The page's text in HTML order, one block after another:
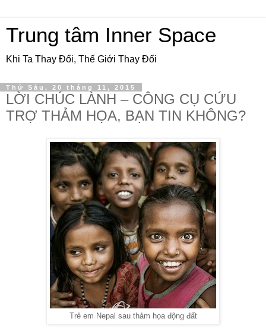
Trung tâm Inner Space
Khi Ta Thay Đổi, Thế Giới Thay Đổi
Thứ Sáu, 20 tháng 11, 2015
LỜI CHÚC LÀNH – CÔNG CỤ CỨU
TRỢ THẢM HỌA, BẠN TIN KHÔNG?
Trẻ em Nepal sau thảm họa động đất